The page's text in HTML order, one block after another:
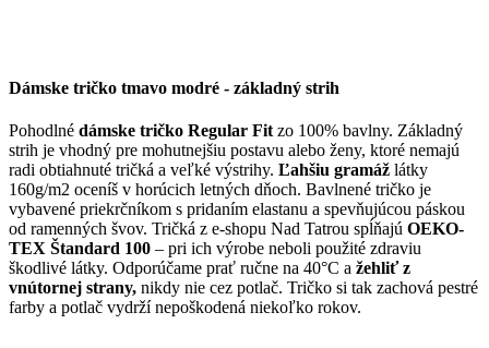
Dámske tričko tmavo modré - základný strih
Pohodlné dámske tričko Regular Fit zo 100% bavlny. Základný
strih je vhodný pre mohutnejšiu postavu alebo ženy, ktoré nemajú
radi obtiahnuté tričká a veľké výstrihy. Ľahšiu gramáž látky
160g/m2 oceníš v horúcich letných dňoch. Bavlnené tričko je
vybavené priekrčníkom s pridaním elastanu a spevňujúcou páskou
od ramenných švov. Tričká z e-shopu Nad Tatrou spĺňajú OEKO-
TEX Štandard 100 – pri ich výrobe neboli použité zdraviu
škodlivé látky. Odporúčame prať ručne na 40°C a žehliť z
vnútornej strany, nikdy nie cez potlač. Tričko si tak zachová pestré
farby a potlač vydrží nepoškodená niekoľko rokov.